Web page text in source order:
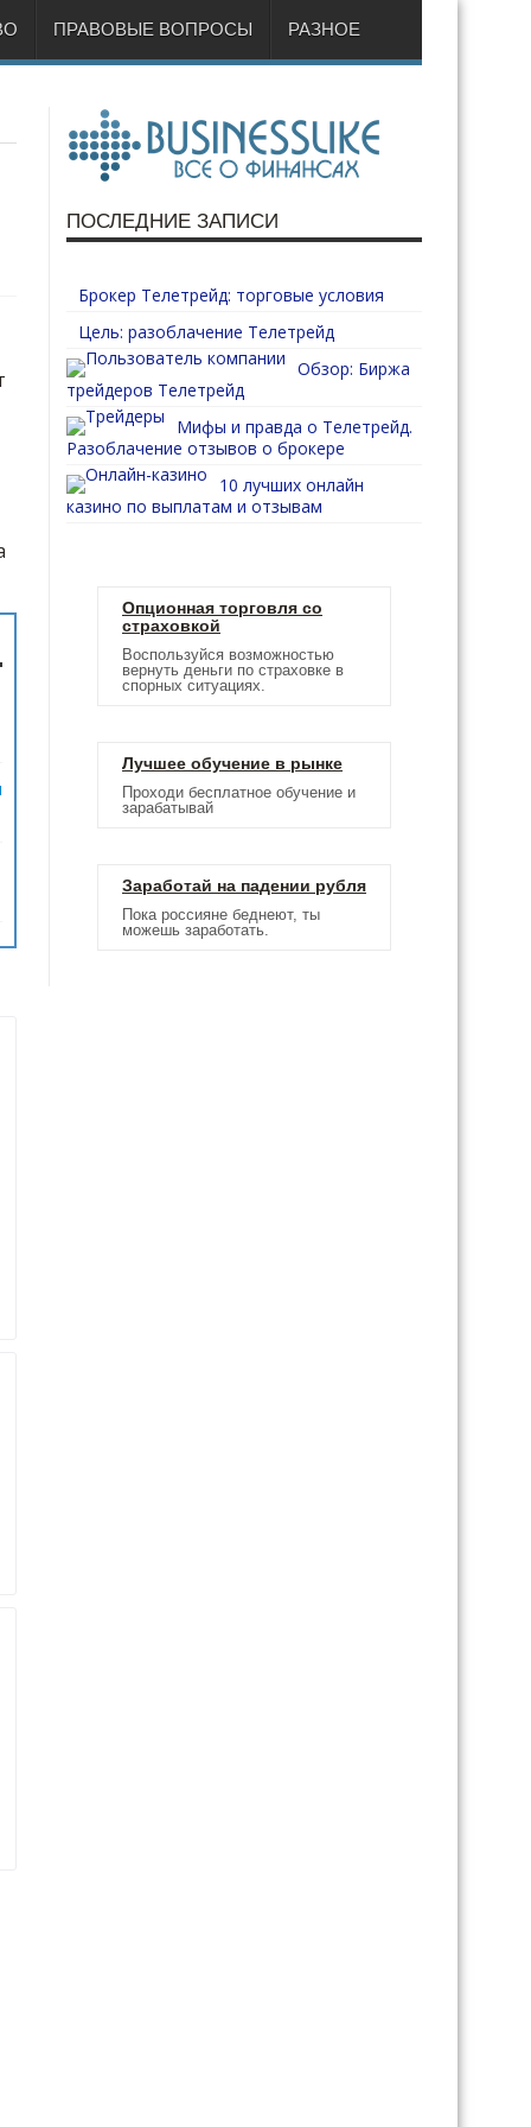
ПРАВОВЫЕ ВОПРОСЫ РАЗНОЕ
ПОСЛЕДНИЕ ЗАПИСИ
Брокер Телетрейд: торговые условия
Цель: разоблачение Телетрейд
Обзор: Биржа
трейдеров Телетрейд
Мифы и правда о Телетрейд.
Разоблачение отзывов о брокере
10 лучших онлайн
казино по выплатам и отзывам
Опционная торговля со
страховкой
Воспользуйся возможностью
вернуть деньги по страховке в
спорных ситуациях.
Лучшее обучение в рынке
Проходи бесплатное обучение и
зарабатывай
Заработай на падении рубля
Пока россияне беднеют, ты
можешь заработать.